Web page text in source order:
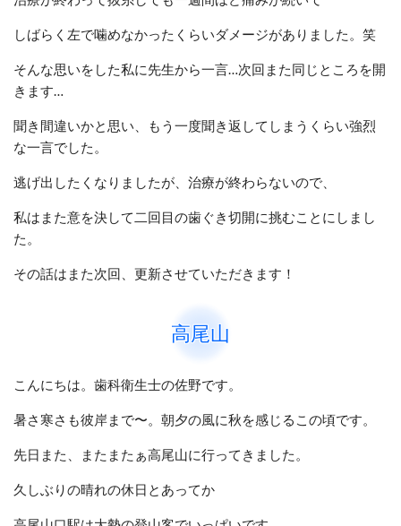
しばらく左で噛めなかったくらいダメージがありました。笑
そんな思いをした私に先生から一言…次回また同じところを開
きます…
聞き間違いかと思い、もう一度聞き返してしまうくらい強烈
な一言でした。
逃げ出したくなりましたが、治療が終わらないので、
私はまた意を決して二回目の歯ぐき切開に挑むことにしまし
た。
その話はまた次回、更新させていただきます！
高尾山
こんにちは。歯科衛生士の佐野です。
暑さ寒さも彼岸まで〜。朝夕の風に秋を感じるこの頃です。
先日また、またまたぁ高尾山に行ってきました。
久しぶりの晴れの休日とあってか